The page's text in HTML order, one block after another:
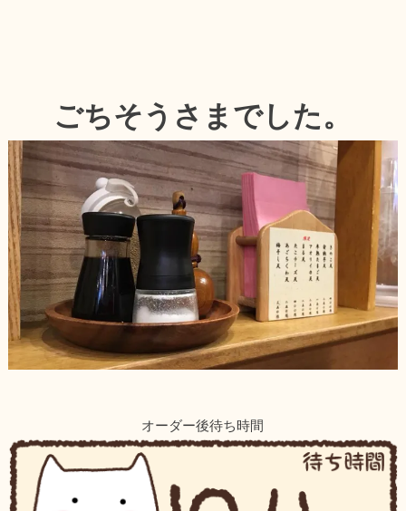
ごちそうさまでした。
オーダー後待ち時間